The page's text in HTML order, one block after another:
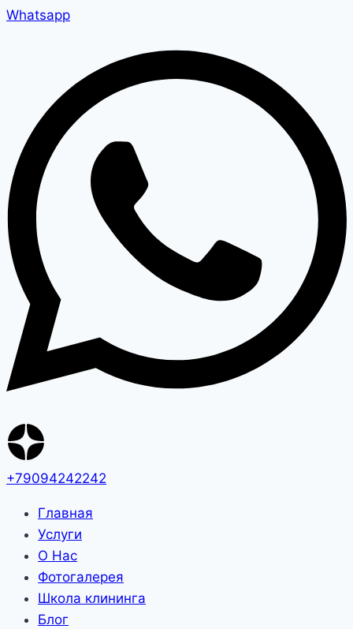
Whatsapp
+79094242242
Главная
Услуги
О Нас
Фотогалерея
Школа клининга
Блог